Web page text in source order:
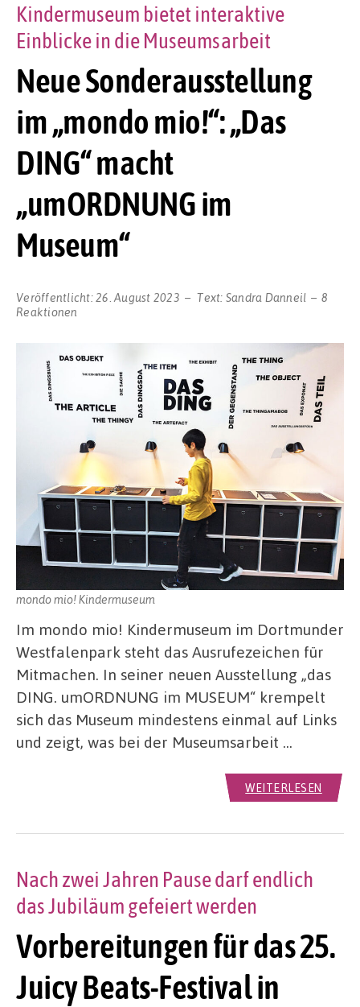
Neue Sonderausstellung
im „mondo mio!“: „Das
DING“ macht
„umORDNUNG im
Museum“
Kindermuseum bietet interaktive
Einblicke in die Museumsarbeit
Veröffentlicht: 26. August 2023 Text: Sandra Danneil
8
Reaktionen
mondo mio! Kindermuseum
Im mondo mio! Kindermuseum im Dortmunder
Westfalenpark steht das Ausrufezeichen für
Mitmachen. In seiner neuen Ausstellung „das
DING. umORDNUNG im MUSEUM“ krempelt
sich das Museum mindestens einmal auf Links
und zeigt, was bei der Museumsarbeit …
WEITERLESEN
Vorbereitungen für das 25.
Juicy Beats-Festival in
Nach zwei Jahren Pause darf endlich
das Jubiläum gefeiert werden